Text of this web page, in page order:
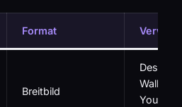
Format
Breitbild